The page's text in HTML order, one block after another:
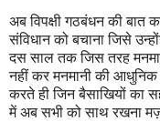
अब विपक्षी गठबंधन की
संविधान को बचाना जिसे
दस साल तक जिस तरह
नहीं कर मनमानी की
करते ही जिन बैसाखियों का
में अब सभी को साथ रखना